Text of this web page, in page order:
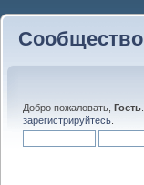
Добро пожаловать, Гость
зарегистрируйтесь